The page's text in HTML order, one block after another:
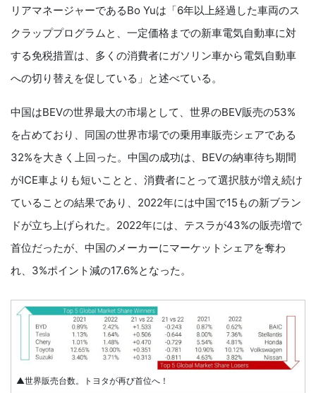
リアマネージャーであるBo Yuは「6年以上経過した車両のス
クラッププログラムと、一定価格までの新車電気自動車に対
する免税措置は、多くの消費者にガソリン車から電気自動車
への切り替えを促している」と述べている。
中国はBEVの世界最大の市場として、世界のBEV販売の53%
を占めており、同国の世界市場での乗用車販売シェアである
32%を大きく上回った。中国の成功は、BEVの納車待ち期間
がICE車よりも短いことと、消費者にとって選択肢が増え続け
ていることの結果であり、2022年には中国で15もの新ブラン
ドが立ち上げられた。2022年には、テスラが43%の販売増で
首位だったが、中国のメーカーにマーケットシェアを奪わ
れ、3%ポイント減の17.6%となった。
▲世界販売台数。トヨタが再び首位へ！